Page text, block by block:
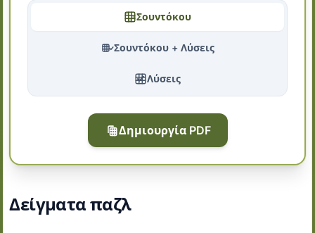
Σουντόκου
Σουντόκου + Λύσεις
Λύσεις
Δημιουργία PDF
Δείγματα παζλ